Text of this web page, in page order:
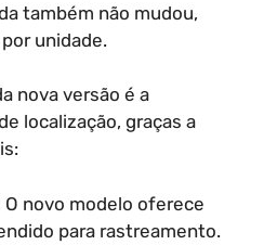
também não mudou,
unidade.
nova versão é a
localização, graças a
O novo modelo oferece
para rastreamento.